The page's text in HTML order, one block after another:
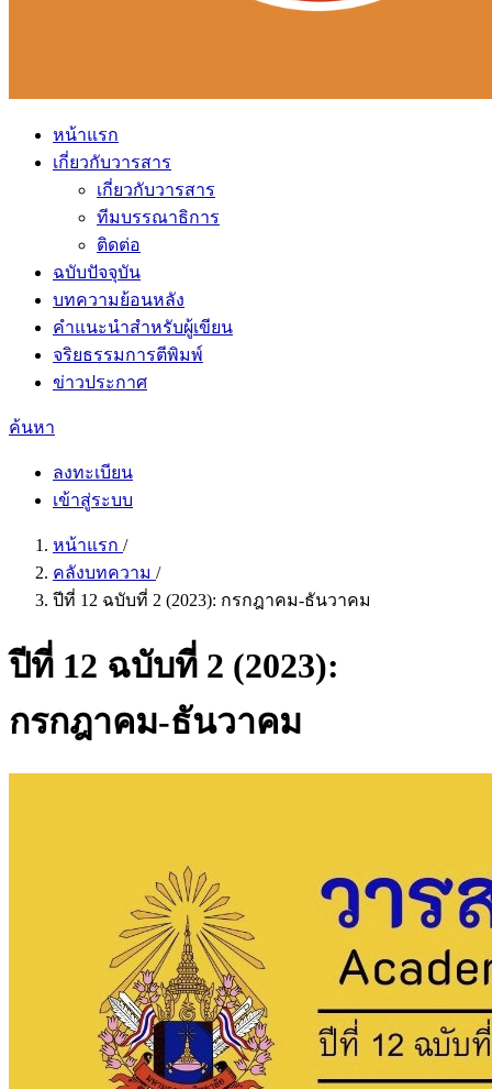
หน้าแรก
เกี่ยวกับวารสาร
เกี่ยวกับวารสาร
ทีมบรรณาธิการ
ติดต่อ
ฉบับปัจจุบัน
บทความย้อนหลัง
คำแนะนำสำหรับผู้เขียน
จริยธรรมการตีพิมพ์
ข่าวประกาศ
ค้นหา
ลงทะเบียน
เข้าสู่ระบบ
หน้าแรก /
คลังบทความ /
ปีที่ 12 ฉบับที่ 2 (2023): กรกฎาคม-ธันวาคม
ปีที่ 12 ฉบับที่ 2 (2023):
กรกฎาคม-ธันวาคม